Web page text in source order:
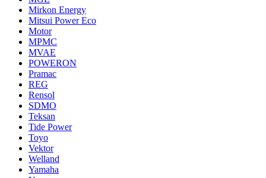
Mirkon Energy
Mitsui Power Eco
Motor
MPMC
MVAE
POWERON
Pramac
REG
Rensol
SDMO
Teksan
Tide Power
Toyo
Vektor
Welland
Yamaha